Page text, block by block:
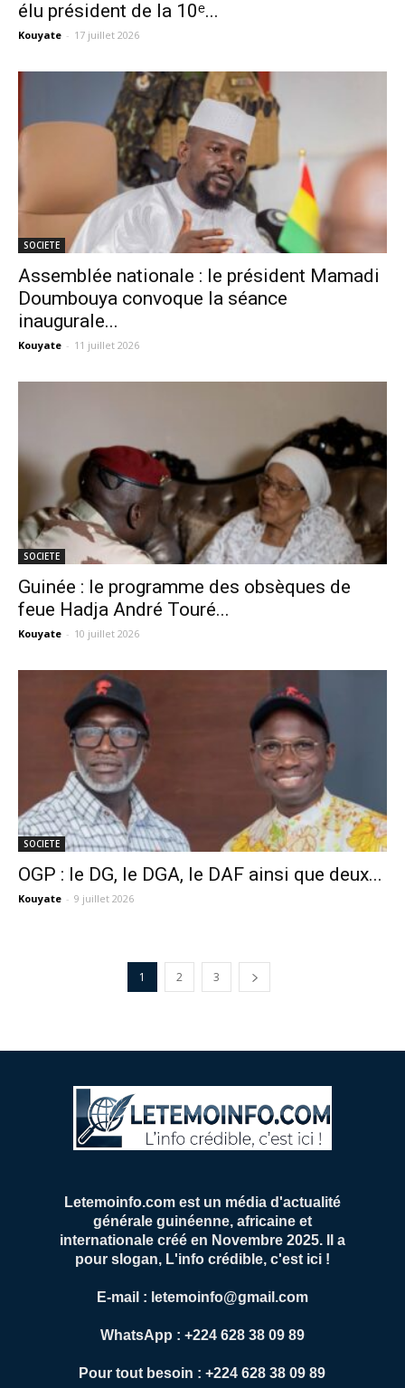
élu président de la 10ᵉ...
Kouyate - 17 juillet 2026
SOCIETE
Assemblée nationale : le président Mamadi
Doumbouya convoque la séance
inaugurale...
Kouyate - 11 juillet 2026
SOCIETE
Guinée : le programme des obsèques de
feue Hadja André Touré...
Kouyate - 10 juillet 2026
SOCIETE
OGP : le DG, le DGA, le DAF ainsi que deux...
Kouyate - 9 juillet 2026
1 2 3
Letemoinfo.com est un média d'actualité
générale guinéenne, africaine et
internationale créé en Novembre 2025. Il a
pour slogan, L'info crédible, c'est ici !
E-mail : letemoinfo@gmail.com
WhatsApp : +224 628 38 09 89
Pour tout besoin : +224 628 38 09 89